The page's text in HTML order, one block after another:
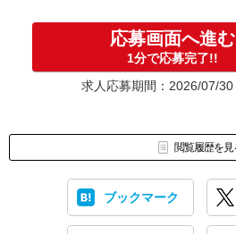
応募画面へ進む
1分で応募完了!!
求人応募期間：2026/07/30
閲覧履歴を見
ブックマーク